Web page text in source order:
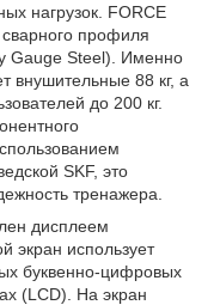
нагрузок. FORCE
профиля
Gauge Steel). Именно
внушительные 88 кг, а
до 200 кг.
SKF, это
тренажера.
дисплеем
экран использует
буквенно-цифровых
(LCD). На экран